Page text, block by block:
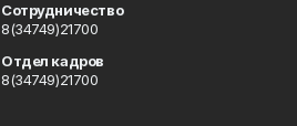
Сотрудничество
8(34749)21700
Отдел кадров
8(34749)21700